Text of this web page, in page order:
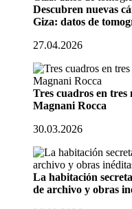
Descubren nuevas
Giza: datos de
27.04.2026
Tres cuadros en
Magnani Rocca
30.03.2026
La habitación
de archivo y obras